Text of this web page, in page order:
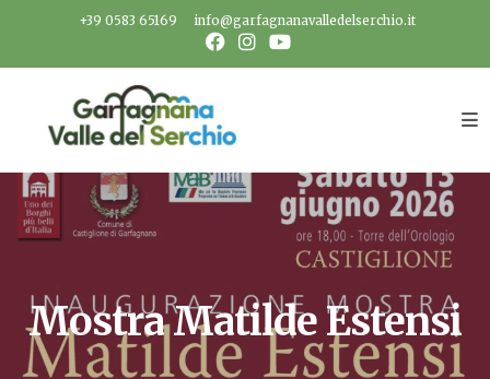
+39 0583 65169 info@garfagnanavalledelserchio.it
Mostra Matilde Estensi